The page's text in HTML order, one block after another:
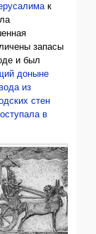
к
запасы
и был
доныне
из
стен
в